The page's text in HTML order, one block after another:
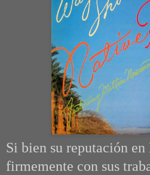
Si bien su reputación
firmemente con sus